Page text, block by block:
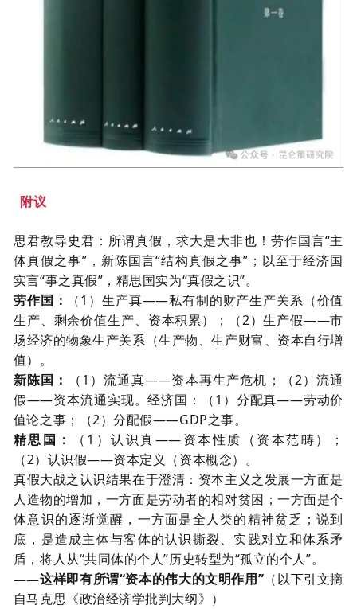
附议
思君教导史君：所谓真假，求大是大非也！劳作国言“主
体真假之事”，新陈国言“结构真假之事”；以至于经济国
实言“事之真假”，精思国实为“真假之识”。
劳作国 ： （1 ）生产真——私有制的财产生产关系（价值
生产、剩余价值生产、资本积累）；（2）生产假——市
场经济的物象生产关系（生产物、生产财富、资本自行增
值）。
新陈国 ： （1 ）流通真——资本再生产危机；（2）流通
假——资本流通实现。经济国 ：（1 ）分配真——劳动价
值论之事；（2）分配假——GDP之事。
精思国 ： （ 1 ）认识真——资本性质（资本范畴）；
（2）认识假——资本定义（资本概念）。
真假大战之认识结果在于澄清：资本主义之发展一方面是
人造物的增加，一方面是劳动者的相对贫困；一方面是个
体意识的逐渐觉醒，一方面是全人类的精神贫乏；说到
底，是造成主体与客体的认识撕裂、实践对立和体系矛
盾，将人从“共同体的个人”历史转型为“孤立的个人”。
——这样即有所谓“资本的伟大的文明作用” （以下引文摘
自马克思《政治经济学批判大纲》）